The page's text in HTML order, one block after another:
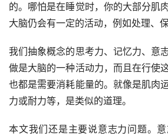
的。哪怕是在睡觉时，你的大部分肌
大脑仍会有一定的活动，例如处理、
我们抽象概念的思考力、记忆力、意
做是大脑的一种活动力，而且在行使
也都是需要消耗能量的。就像是肌肉
力或耐力等，是类似的道理。
本文我们还是主要说意志力问题。